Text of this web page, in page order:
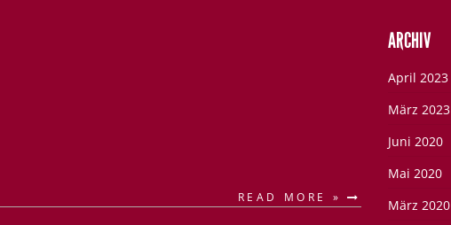
READ MORE »
ARCHIV
April 2023
März 2023
Juni 2020
Mai 2020
März 2020